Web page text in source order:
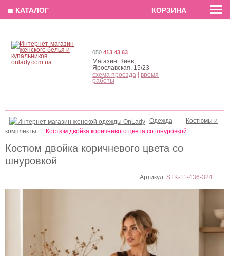
EN РУС
Костюм двойка коричневого цвета со
шнуровкой
Артикул:STK-11-436-324
Одежда
Костюмы и
комплекты
Костюм двойка коричневого цвета со шнуровкой
050 413 43 63
Магазин: Киев,
Ярославская, 15/23
схема проезда
время
работы
≣ КАТАЛОГ КОРЗИНА